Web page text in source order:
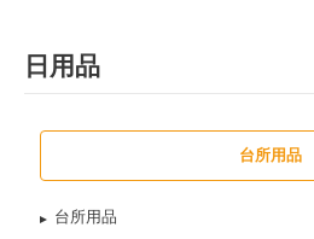
日用品
台所用品
台所用品